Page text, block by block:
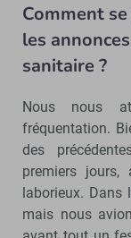
Comment
les
sanitaire ?
Nous nous
fréquentation.
des
premiers
laborieux. Dans
mais nous